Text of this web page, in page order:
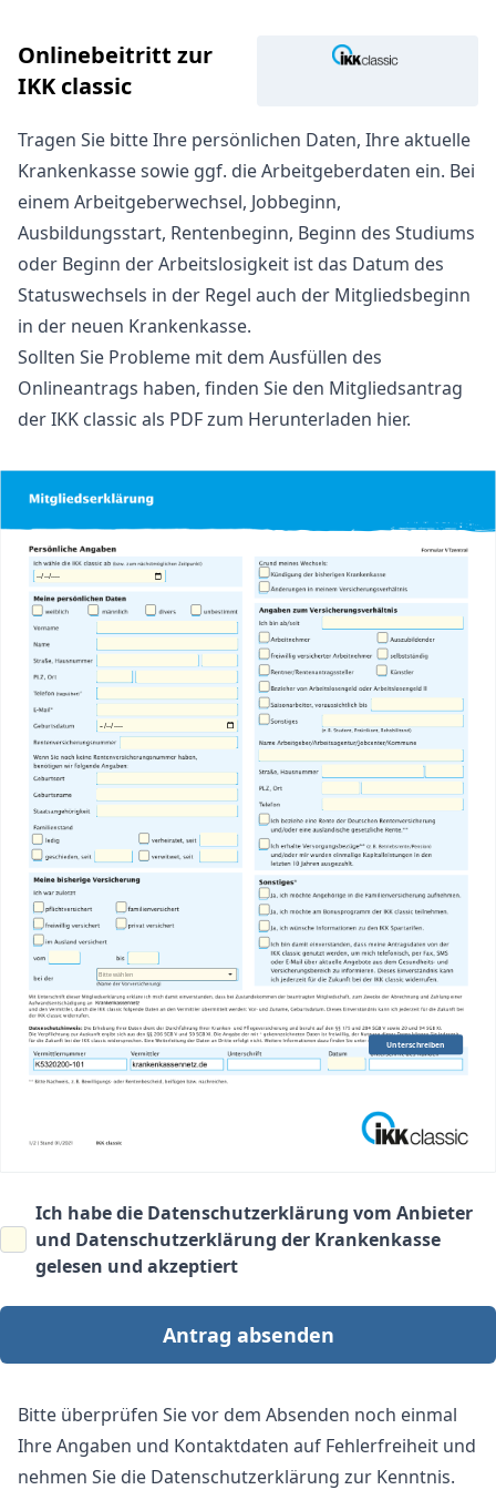
Onlinebeitritt zur
IKK classic
Tragen Sie bitte Ihre persönlichen Daten, Ihre aktuelle
Krankenkasse sowie ggf. die Arbeitgeberdaten ein. Bei
einem Arbeitgeberwechsel, Jobbeginn,
Ausbildungsstart, Rentenbeginn, Beginn des Studiums
oder Beginn der Arbeitslosigkeit ist das Datum des
Statuswechsels in der Regel auch der Mitgliedsbeginn
in der neuen Krankenkasse.
Sollten Sie Probleme mit dem Ausfüllen des
Onlineantrags haben, finden Sie den Mitgliedsantrag
der IKK classic als PDF zum Herunterladen hier.
Bitte wählen
Unterschreiben
Ich habe die Datenschutzerklärung vom Anbieter
und Datenschutzerklärung der Krankenkasse
gelesen und akzeptiert
Antrag absenden
Bitte überprüfen Sie vor dem Absenden noch einmal
Ihre Angaben und Kontaktdaten auf Fehlerfreiheit und
nehmen Sie die Datenschutzerklärung zur Kenntnis.